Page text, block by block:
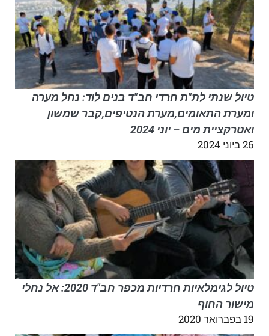
טיול שנתי לת"ת חרדי חב"ד בנים לוד: נחל מערה
ומערת התאומים,מערת הנטיפים,קבר שמשון
ואטרקציית מים – יוני 2024
26 ביוני 2024
טיול לגימלאיות חרדיות מכפר חב"ד 2020: אל נחלי
מישור החוף
19 בפברואר 2020